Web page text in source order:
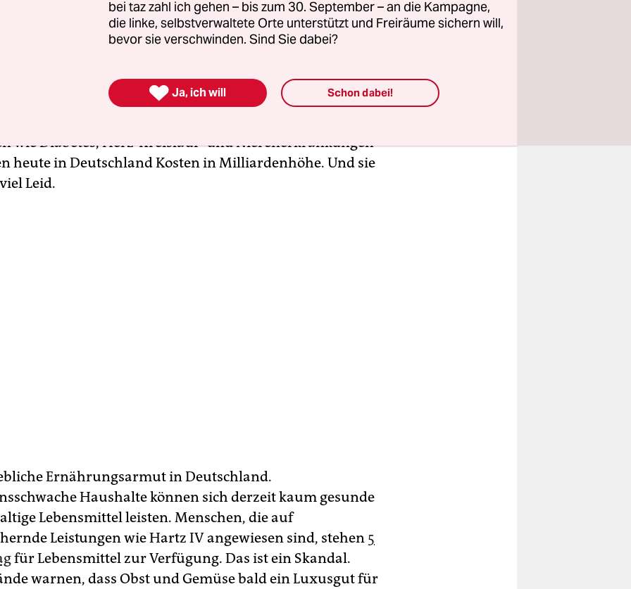
an der Kasse täuschen. Denn die nicht eingepreisten
Umwelt- und Gesundheitsbereich zahlen wir Ver­brau­che­
wird, Nitrat aus dem Trinkwasser
Oder wenn unsere Ernährungsgewohnheiten
wie Diabetes, Herz-Kreislauf- und Nierenerkrankungen
heute in Deutschland Kosten in Milliardenhöhe. Und sie
Leid.
Ernährungsarmut in Deutschland.
Haushalte können sich derzeit kaum gesunde
Lebensmittel leisten. Menschen, die auf
Leistungen wie Hartz IV angewiesen sind, stehen 5
für Lebensmittel zur Verfügung. Das ist ein Skandal.
warnen, dass Obst und Gemüse bald ein Luxusgut für
bei taz zahl ich gehen – bis zum 30. September – an die Kampagne,
die linke, selbstverwaltete Orte unterstützt und Freiräume sichern will,
bevor sie verschwinden. Sind Sie dabei?
 Ja, ich will Schon dabei!